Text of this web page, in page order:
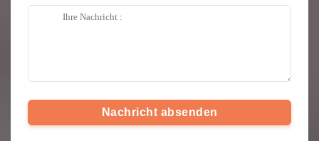
Nachricht absenden